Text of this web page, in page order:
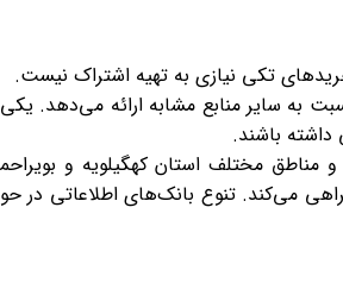
نسبت به سایر منابع مشابه ارائه می‌دهد.
داشته باشند.
مختلف استان کهگیلویه و
می‌کند. تنوع بانک‌های اطلاعاتی در
تکی نیازی به تهیه اشتراک نیست.